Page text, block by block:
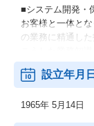
■システム開発・
お客様と一体と
の業務に精通し
わせ、お客様が
築を行っています
■インフラサービス
「短期間でサー
設立年月日
1965年 5月14日